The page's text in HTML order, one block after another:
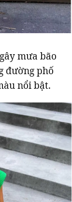
gây mưa bão
đường phố
nổi bật.